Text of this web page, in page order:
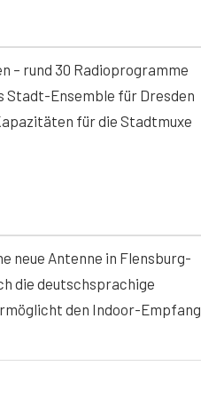
– rund 30 Radioprogramme
Stadt-Ensemble für Dresden
für die Stadtmuxe
neue Antenne in Flensburg-
die deutschsprachige
den Indoor-Empfang